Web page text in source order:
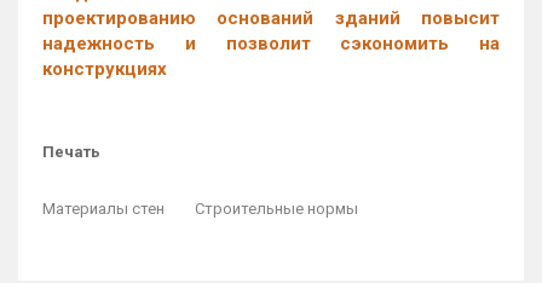
проектированию оснований зданий повысит
надежность и позволит сэкономить на
конструкциях
Печать
Материалы стен Строительные нормы